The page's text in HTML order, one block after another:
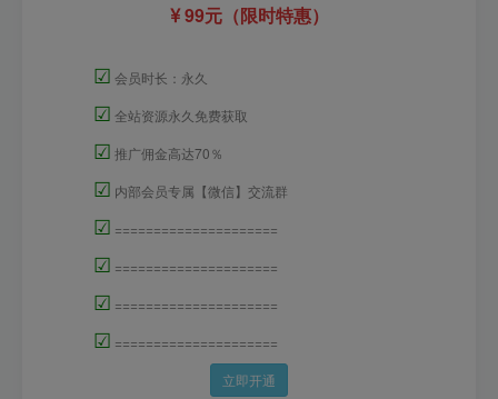
99元（限时特惠）
☑ 会员时长：永久
☑ 全站资源永久免费获取
☑ 推广佣金高达70％
☑ 内部会员专属【微信】交流群
☑ =====================
☑ =====================
☑ =====================
☑ =====================
立即开通